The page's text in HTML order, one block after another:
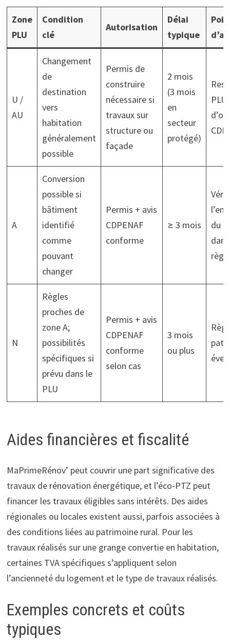
Zone
PLU
Condition
clé
Autorisation
Délai
typique
U /
AU
Changement
de
destination
vers
habitation
généralement
possible
Permis de
construire
nécessaire si
travaux sur
structure ou
façade
2 mois
(3 mois
en
secteur
protégé)
A
Conversion
possible si
bâtiment
identifié
comme
pouvant
changer
Permis + avis
CDPENAF
conforme
≥ 3 mois
du
N
Règles
proches de
zone A;
possibilités
spécifiques si
prévu dans le
PLU
Permis + avis
CDPENAF
conforme
selon cas
3 mois
ou plus
Aides financières et fiscalité
MaPrimeRénov’ peut couvrir une part significative des
travaux de rénovation énergétique, et l’éco-PTZ peut
financer les travaux éligibles sans intérêts. Des aides
régionales ou locales existent aussi, parfois associées à
des conditions liées au patrimoine rural. Pour les
travaux réalisés sur une grange convertie en habitation,
certaines TVA spécifiques s’appliquent selon
l’ancienneté du logement et le type de travaux réalisés.
Exemples concrets et coûts
typiques